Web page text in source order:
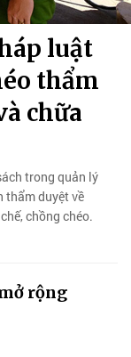
luật
thẩm
chữa
trong quản lý
thẩm duyệt về
chồng chéo.
rộng